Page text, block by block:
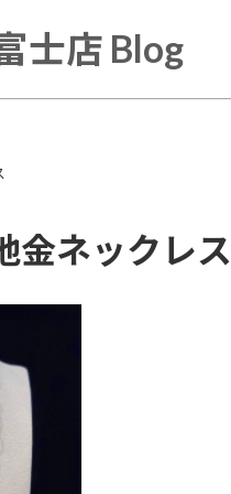
士店 Blog
ネックレス